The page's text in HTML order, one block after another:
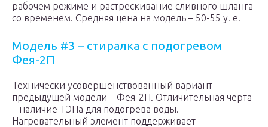
рабочем режиме и растрескивание сливного шланга
со временем. Средняя цена на модель – 50-55 у. е.
Модель #3 – стиралка с подогревом
Фея-2П
Технически усовершенствованный вариант
предыдущей модели – Фея-2П. Отличительная черта
– наличие ТЭНа для подогрева воды.
Нагревательный элемент поддерживает